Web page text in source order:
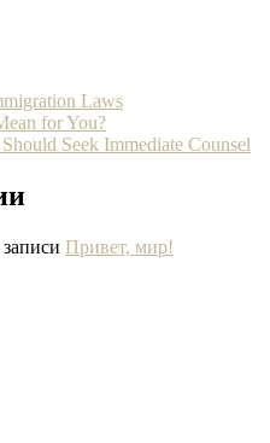
Laws
for You?
Seek Immediate Counsel
Привет, мир!